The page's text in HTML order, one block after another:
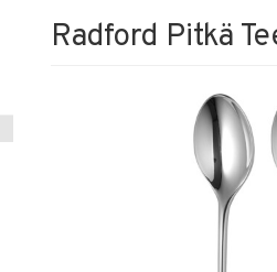
Radford Pitkä